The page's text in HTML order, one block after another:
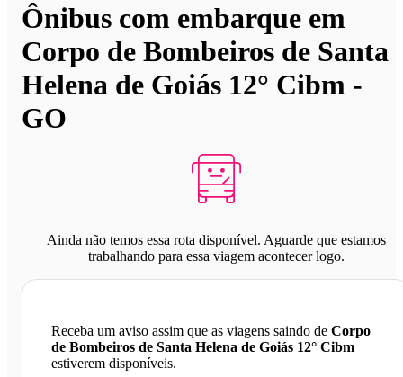
Ônibus com embarque em
Corpo de Bombeiros de Santa
Helena de Goiás 12° Cibm -
GO
Ainda não temos essa rota disponível. Aguarde que estamos
trabalhando para essa viagem acontecer logo.
Receba um aviso assim que as viagens saindo de Corpo
de Bombeiros de Santa Helena de Goiás 12° Cibm
estiverem disponíveis.